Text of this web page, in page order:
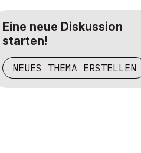
Eine neue Diskussion
starten!
NEUES THEMA ERSTELLEN